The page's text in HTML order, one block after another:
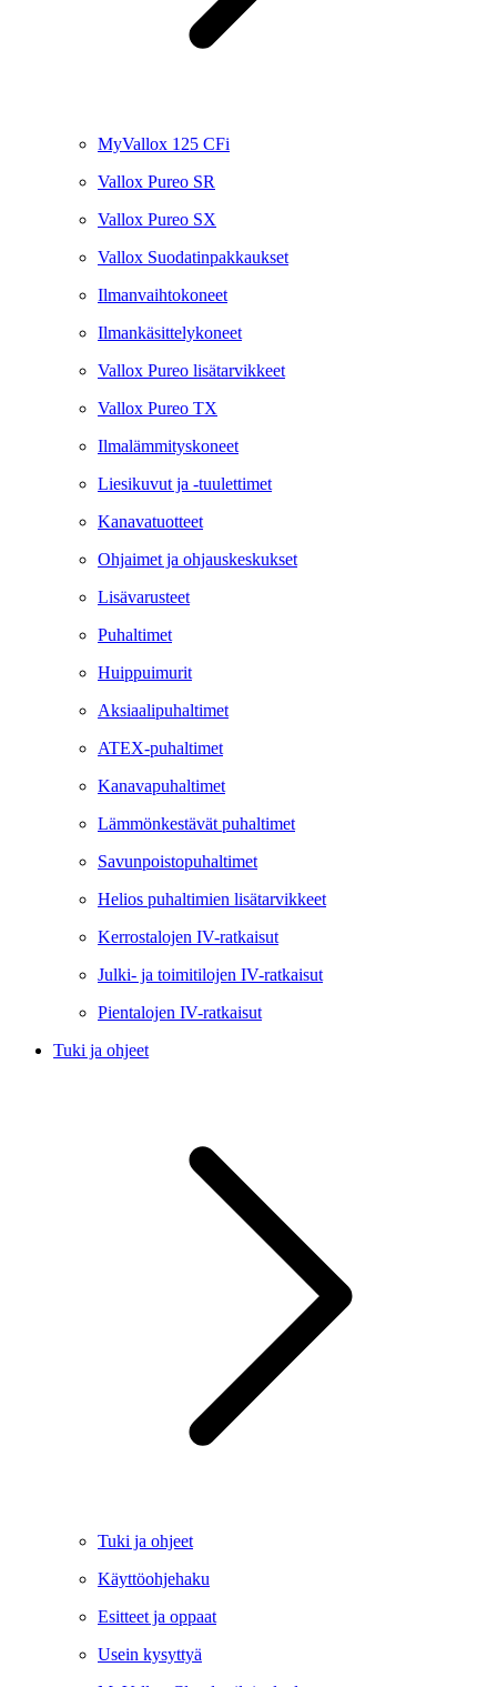
MyVallox 125 CFi
Vallox Pureo SR
Vallox Pureo SX
Vallox Suodatinpakkaukset
Ilmanvaihtokoneet
Ilmankäsittelykoneet
Vallox Pureo lisätarvikkeet
Vallox Pureo TX
Ilmalämmityskoneet
Liesikuvut ja -tuulettimet
Kanavatuotteet
Ohjaimet ja ohjauskeskukset
Lisävarusteet
Puhaltimet
Huippuimurit
Aksiaalipuhaltimet
ATEX-puhaltimet
Kanavapuhaltimet
Lämmönkestävät puhaltimet
Savunpoistopuhaltimet
Helios puhaltimien lisätarvikkeet
Kerrostalojen IV-ratkaisut
Julki- ja toimitilojen IV-ratkaisut
Pientalojen IV-ratkaisut
Tuki ja ohjeet
Tuki ja ohjeet
Käyttöohjehaku
Esitteet ja oppaat
Usein kysyttyä